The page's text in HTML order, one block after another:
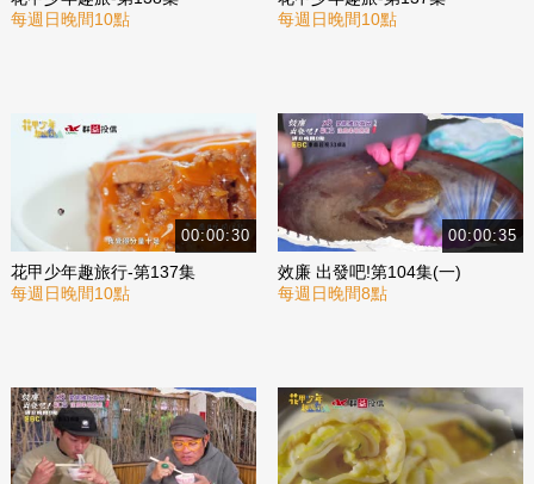
每週日晚間10點
每週日晚間10點
00:00:30
花甲少年趣旅行-第137集
每週日晚間10點
00:00:35
效廉 出發吧!第104集(一)
每週日晚間8點